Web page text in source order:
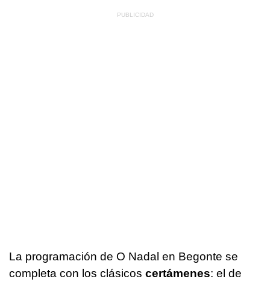
La programación de O Nadal en Begonte se
completa con los clásicos certámenes: el de